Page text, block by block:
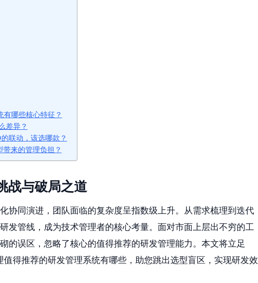
哪些核心特征？
差异？
联动，该选哪款？
来的管理负担？
战与破局之道
协同演进，团队面临的复杂度呈指数级上升。从需求梳理到迭代
发管线，成为技术管理者的核心考量。面对市面上层出不穷的工
的误区，忽略了核心的值得推荐的研发管理能力。本文将立足
得推荐的研发管理系统有哪些，助您跳出选型盲区，实现研发效